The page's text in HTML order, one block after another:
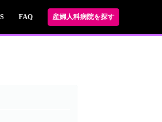
FAQ 産婦人科病院を探す